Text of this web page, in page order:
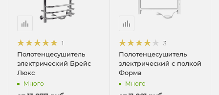
1
Полотенцесушитель
электрический Брейс
Люкс
Много
3
Полотенцесушитель
электрический с полкой
Форма
Много